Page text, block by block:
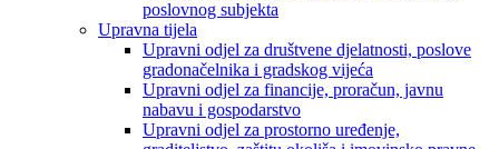
poslovnog subjekta
Upravna tijela
Upravni odjel za društvene djelatnosti, poslove
gradonačelnika i gradskog vijeća
Upravni odjel za financije, proračun, javnu
nabavu i gospodarstvo
Upravni odjel za prostorno uređenje,